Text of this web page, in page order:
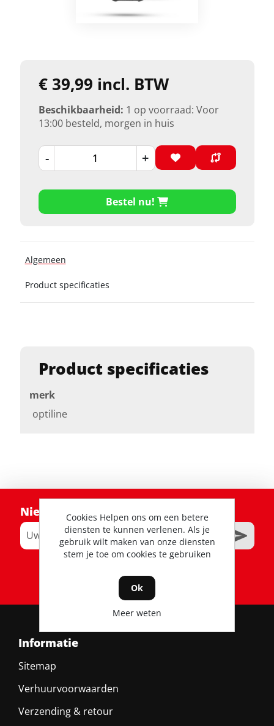
Product specificaties
merk
optiline
€ 39,99 incl. BTW
Beschikbaarheid: 1 op voorraad: Voor
13:00 besteld, morgen in huis
- +
Bestel nu!
Algemeen
Product specificaties
Nieuwsbrief
RSS
Informatie
Sitemap
Verhuurvoorwaarden
Verzending & retour
Cookies Helpen ons om een betere
diensten te kunnen verlenen. Als je
gebruik wilt maken van onze diensten
stem je toe om cookies te gebruiken
Ok
Meer weten